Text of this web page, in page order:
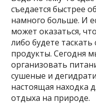
съедается быстрее
намного больше. И
может оказаться,
либо будете
продукты. Сегодня
организовать
сушеные и
настоящая находка
отдыха на природе.